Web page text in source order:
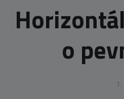
o